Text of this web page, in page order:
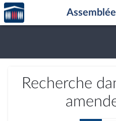
Aller au contenu
Aller en bas de la page
Accèder
à la
page
Recherche